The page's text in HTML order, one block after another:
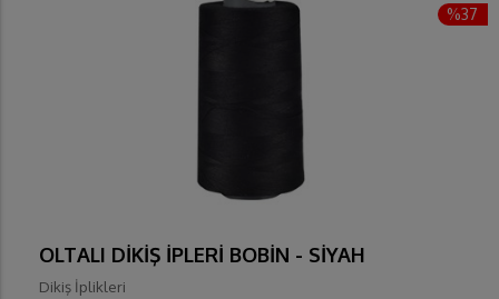
%37
OLTALI DİKİŞ İPLERİ BOBİN - SİYAH
Dikiş İplikleri